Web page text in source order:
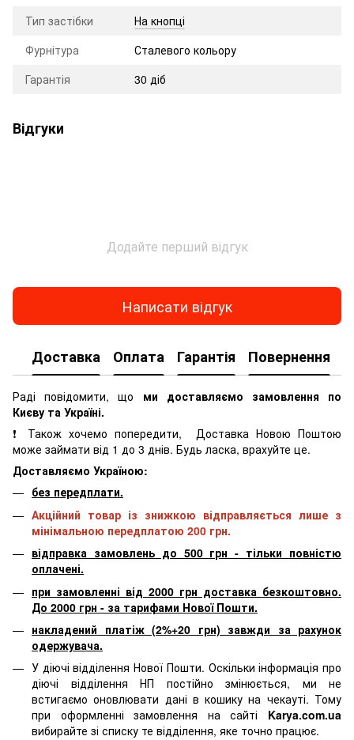
Тип застібки
На кнопці
Фурнітура
Сталевого кольору
Гарантія
30 діб
Відгуки
Додайте перший відгук
Написати відгук
Доставка Оплата Гарантія Повернення
Раді повідомити, що ми доставляємо замовлення по
Києву та Україні.
❗ Також хочемо попередити, Доставка Новою Поштою
може займати від 1 до 3 днів. Будь ласка, врахуйте це.
Доставляємо Україною:
без передплати.
Акційний товар із знижкою відправляється лише з
мінімальною передплатою 200 грн.
відправка замовлень до 500 грн - тільки повністю
оплачені.
при замовленні від 2000 грн доставка безкоштовно.
До 2000 грн - за тарифами Нової Пошти.
накладений платіж (2%+20 грн) завжди за рахунок
одержувача.
У діючі відділення Нової Пошти. Оскільки інформація про
діючі відділення НП постійно змінюється, ми не
встигаємо оновлювати дані в кошику на чекауті. Тому
при оформленні замовлення на сайті Karya.com.ua
вибирайте зі списку те відділення, яке точно працює.